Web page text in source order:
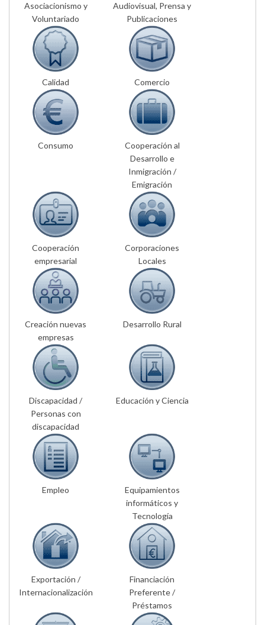
Asociacionismo y
Voluntariado
Audiovisual, Prensa y
Publicaciones
Calidad Comercio
Consumo
Cooperación al
Desarrollo e
Inmigración /
Emigración
Cooperación
empresarial
Corporaciones
Locales
Creación nuevas
empresas
Desarrollo Rural
Discapacidad /
Personas con
discapacidad
Educación y Ciencia
Empleo
Equipamientos
informáticos y
Tecnología
Exportación /
Internacionalización
Financiación
Preferente /
Préstamos